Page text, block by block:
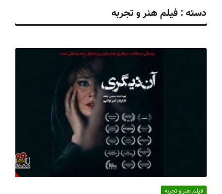
آ
ف
س
دسته :فیلم هنر و تجربه
فیلم هنر و تجربه